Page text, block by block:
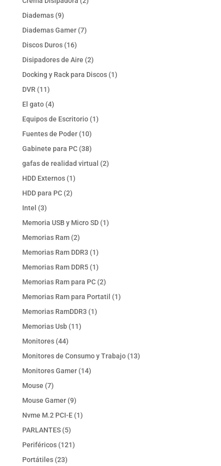
Diademas 99
productos
Diademas Gamer 77
Discos Duros 1616
productos
Disipadores de Aire 22
productos
Docking y Rack para Discos 11
DVR 1111
productos
El gato 44
productos
Equipos de Escritorio 11
Fuentes de Poder 1010
productos
Gabinete para PC 3838
productos
gafas de realidad virtual 22
HDD Externos 11
HDD para PC 22
Intel 33
productos
Memoria USB y Micro SD 11
Memorias Ram 22
productos
Memorias Ram DDR3 11
producto
Memorias Ram DDR5 11
producto
Memorias Ram para PC 22
productos
Memorias Ram para Portatil 11
Memorias RamDDR3 11
Memorias Usb 1111
Monitores 4444
productos
Monitores de Consumo y Trabajo 1313
Monitores Gamer 1414
Mouse 77
productos
Mouse Gamer 99
productos
Nvme M.2 PCI-E 11
PARLANTES 55
productos
Periféricos 121121
Portátiles 2323